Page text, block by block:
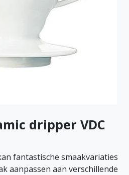
dripper VDC
fantastische smaakvariaties
aanpassen aan verschillende